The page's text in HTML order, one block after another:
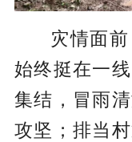
灾情面
始终挺在一
集结，冒雨
攻坚；排当